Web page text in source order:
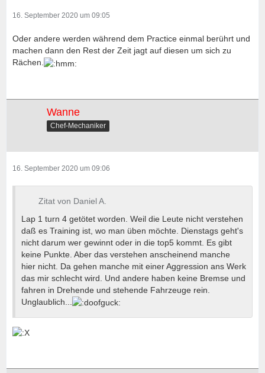
16. September 2020 um 09:05
Oder andere werden während dem Practice einmal berührt und
machen dann den Rest der Zeit jagt auf diesen um sich zu
Rächen.
Wanne
Chef-Mechaniker
16. September 2020 um 09:06
Zitat von Daniel A.
Lap 1 turn 4 getötet worden. Weil die Leute nicht verstehen
daß es Training ist, wo man üben möchte. Dienstags geht's
nicht darum wer gewinnt oder in die top5 kommt. Es gibt
keine Punkte. Aber das verstehen anscheinend manche
hier nicht. Da gehen manche mit einer Aggression ans Werk
das mir schlecht wird. Und andere haben keine Bremse und
fahren in Drehende und stehende Fahrzeuge rein.
Unglaublich...